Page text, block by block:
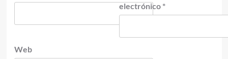
electrónico *
Web